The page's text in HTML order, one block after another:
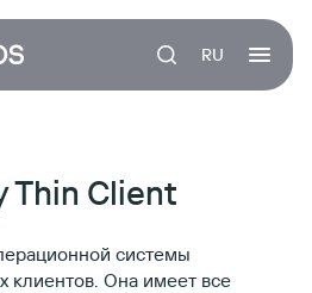
RU
Thin Client
системы
клиентов. Она имеет все